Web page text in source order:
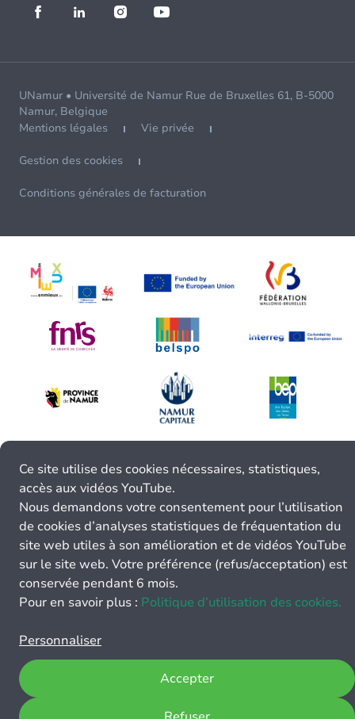
UNamur • Université de Namur Rue de Bruxelles 61, B-5000
Namur, Belgique
Mentions légales
Vie privée
Gestion des cookies
Conditions générales de facturation
Ce site utilise des cookies nécessaires, statistiques,
accès aux vidéos YouTube.
Nous demandons votre consentement pour l’utilisation
de cookies d’analyses statistiques de fréquentation du
site web utiles à son amélioration et de vidéos YouTube
sur le site web. Votre préférence (refus/acceptation) est
conservée pendant 6 mois.
Pour en savoir plus : Politique d’utilisation des cookies.
Personnaliser
Accepter